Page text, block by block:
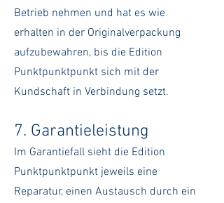
Betrieb nehmen und hat es wie
erhalten in der Originalverpackung
aufzubewahren, bis die Edition
Punktpunktpunkt sich mit der
Kundschaft in Verbindung setzt.
7. Garantieleistung
Im Garantiefall sieht die Edition
Punktpunktpunkt jeweils eine
Reparatur, einen Austausch durch ein